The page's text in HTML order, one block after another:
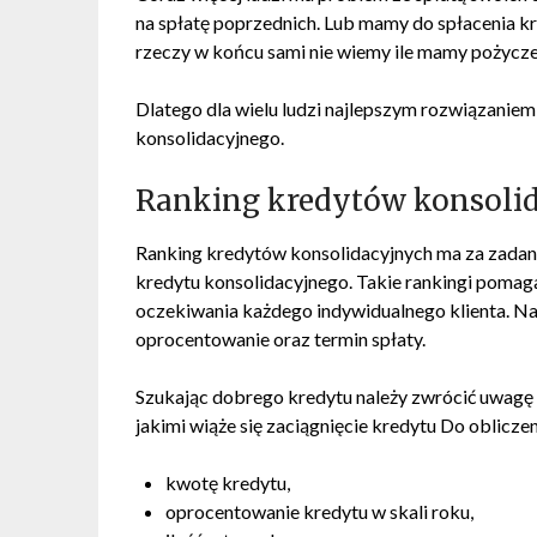
na spłatę poprzednich. Lub mamy do spłacenia
rzeczy w końcu sami nie wiemy ile mamy
Dlatego dla wielu ludzi najlepszym
konsolidacyjnego.
Ranking kredytów
Ranking kredytów konsolidacyjnych ma za
kredytu konsolidacyjnego. Takie rankingi
oczekiwania każdego indywidualnego klienta.
oprocentowanie oraz termin spłaty.
Szukając dobrego kredytu należy zwrócić
jakimi wiąże się zaciągnięcie kredytu Do
kwotę kredytu,
oprocentowanie kredytu w skali roku,